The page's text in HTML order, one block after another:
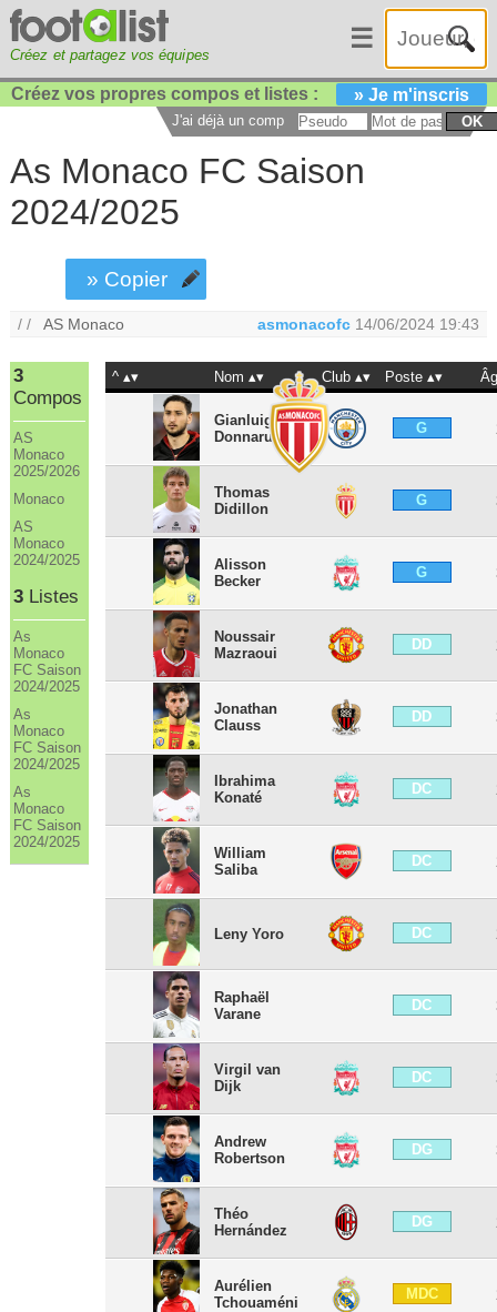
Créez et partagez vos équipes
☰
Créez vos propres compos et listes : » Je m'inscris
J'ai déjà un compte : OK
As Monaco FC Saison
2024/2025
» Copier
/ /AS Monaco asmonacofc 14/06/2024 19:43
3
Compos
AS
Monaco
2025/2026
Monaco
AS
Monaco
2024/2025
3Listes
As
Monaco
FC Saison
2024/2025
As
Monaco
FC Saison
2024/2025
As
Monaco
FC Saison
2024/2025
^ Nom Club Poste
Gianluigi
Donnarumma
G
Thomas
Didillon
G
Alisson
Becker
G
Noussair
Mazraoui
DD
Jonathan
Clauss
DD
Ibrahima
Konaté
DC
William
Saliba
DC
Leny Yoro DC
Raphaël
Varane
DC
Virgil van
Dijk
DC
Andrew
Robertson
DG
Théo
Hernández
DG
Aurélien
Tchouaméni
MDC